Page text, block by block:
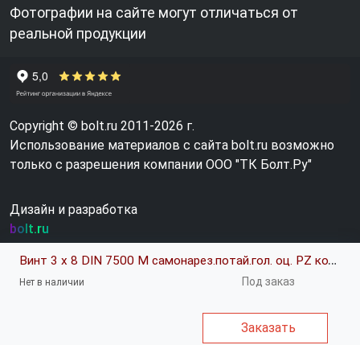
Винт 3 х 8 DIN 7500 М самонарез.потай.гол. оц. PZ код позиции 0274874
Нет в наличии Под заказ
Заказать
Фотографии на сайте могут отличаться от
реальной продукции
Copyright © bolt.ru 2011-2026 г.
Использование материалов с сайта bolt.ru возможно
только с разрешения компании ООО "ТК Болт.Ру"
Дизайн и разработка
bolt.ru